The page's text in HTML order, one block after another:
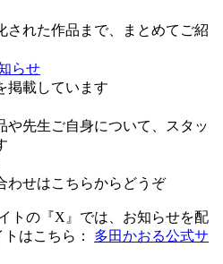
された作品まで、まとめてご紹
らせ
掲載しています
や先生ご自身について、スタッ
わせはこちらからどうぞ
トの『X』では、お知らせを配
はこちら：
多田かおる公式サ